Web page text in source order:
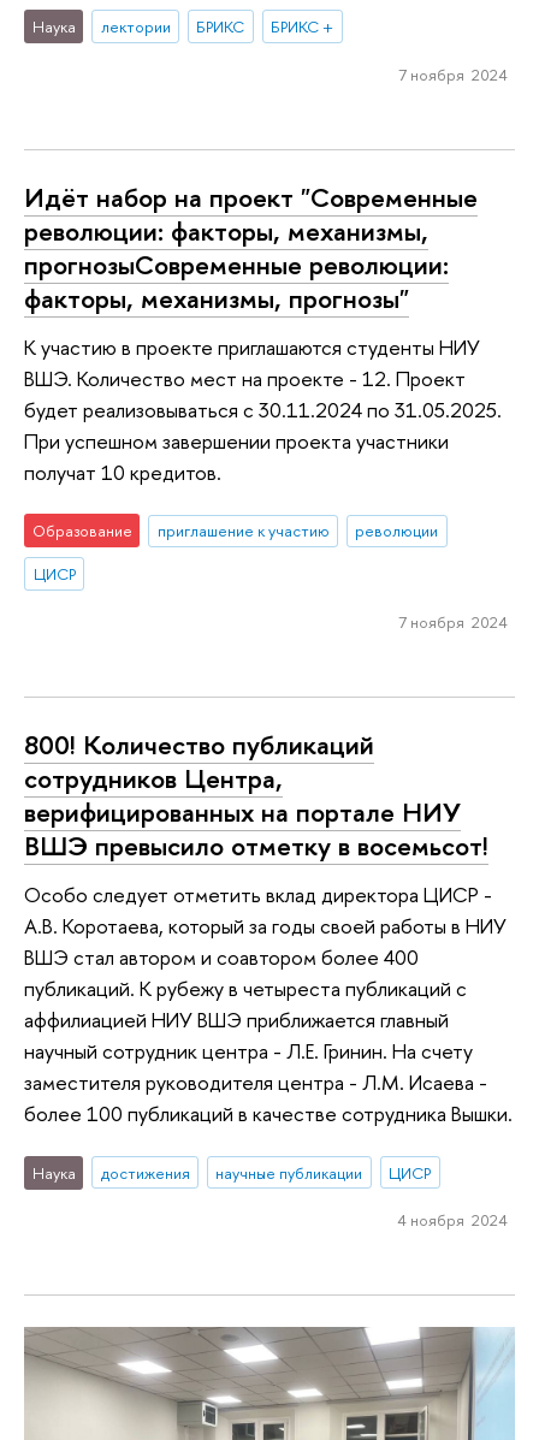
Наука лектории БРИКС БРИКС +
7 ноября 2024
Идёт набор на проект "Современные
революции: факторы, механизмы,
прогнозыСовременные революции:
факторы, механизмы, прогнозы"
К участию в проекте приглашаются студенты НИУ
ВШЭ. Количество мест на проекте - 12. Проект
будет реализовываться с 30.11.2024 по 31.05.2025.
При успешном завершении проекта участники
получат 10 кредитов.
Образование приглашение к участию
революции
ЦИСР
7 ноября 2024
800! Количество публикаций
сотрудников Центра,
верифицированных на портале НИУ
ВШЭ превысило отметку в восемьсот!
Особо следует отметить вклад директора ЦИСР -
А.В. Коротаева, который за годы своей работы в НИУ
ВШЭ стал автором и соавтором более 400
публикаций. К рубежу в четыреста публикаций с
аффилиацией НИУ ВШЭ приближается главный
научный сотрудник центра - Л.Е. Гринин. На счету
заместителя руководителя центра - Л.М. Исаева -
более 100 публикаций в качестве сотрудника Вышки.
Наука достижения научные публикации ЦИСР
4 ноября 2024